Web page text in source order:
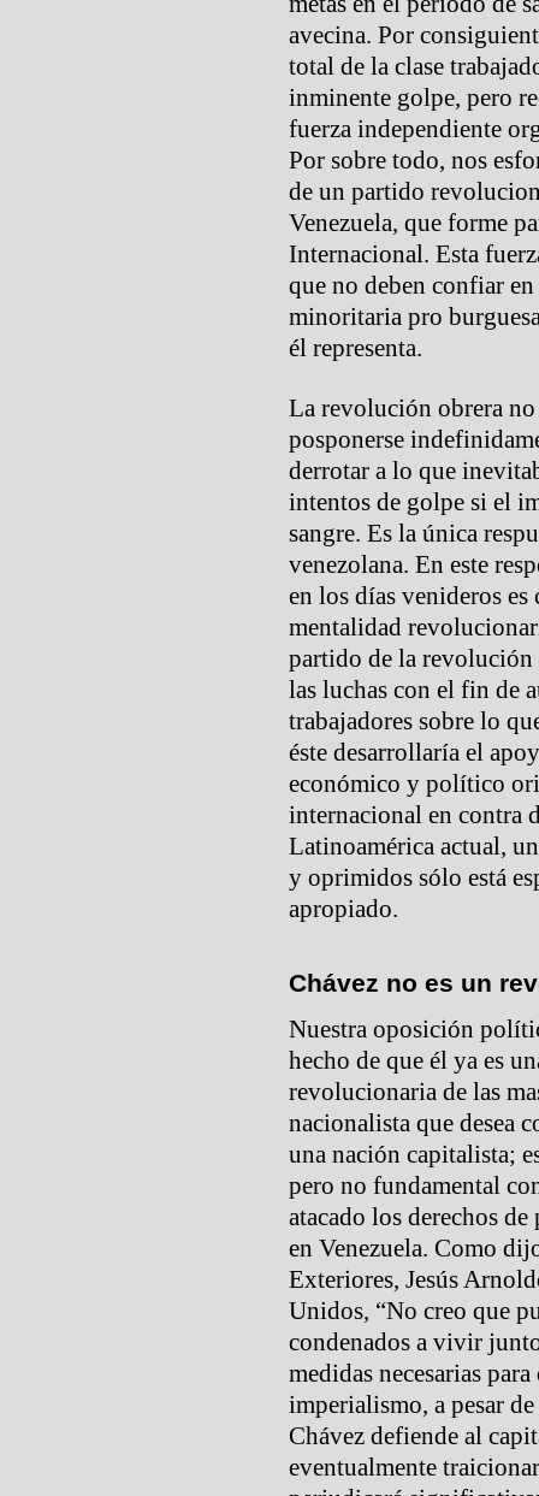
avecina. Por
total de la clase
inminente golpe, pero
fuerza independiente
Por sobre todo, nos
de un partido
Venezuela, que forme
Internacional. Esta
que no deben confiar
minoritaria pro
él representa.
La revolución obrera no
posponerse
derrotar a lo que
intentos de golpe si el
sangre. Es la única
venezolana. En este
en los días venideros es
mentalidad
partido de la revolución
las luchas con el fin de
trabajadores sobre lo
éste desarrollaría el
económico y político
internacional en contra
Latinoamérica actual,
y oprimidos sólo está
apropiado.
Chávez no es un
Nuestra oposición
hecho de que él ya es
revolucionaria de las
nacionalista que desea
una nación capitalista;
pero no fundamental
atacado los derechos
en Venezuela. Como
Exteriores, Jesús
Unidos, “No creo que
condenados a vivir
medidas necesarias
imperialismo, a pesar
Chávez defiende al
eventualmente